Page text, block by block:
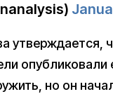
утверждается,
но он